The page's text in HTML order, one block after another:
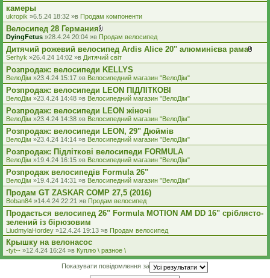
камеры
ukropik »6.5.24 18:32 »в Продам компоненти
Велосипед 28 Германия
В
к
л
а
д
е
н
н
я
DyingFetus »28.4.24 20:04 »в Продам велосипед
Дитячий рожевий велосипед Ardis Alice 20'' алюминієва рама
к
д
н
Serhyk »26.4.24 14:02 »в Дитячий світ
Розпродаж: велосипеди KELLYS
ВелоДім »23.4.24 15:17 »в Велосипедний магазин "ВелоДім"
Розпродаж: велосипеди LEON ПІДЛІТКОВІ
ВелоДім »23.4.24 14:48 »в Велосипедний магазин "ВелоДім"
Розпродаж: велосипеди LEON жіночі
ВелоДім »23.4.24 14:38 »в Велосипедний магазин "ВелоДім"
Розпродаж: велосипеди LEON, 29" Дюймів
ВелоДім »23.4.24 14:14 »в Велосипедний магазин "ВелоДім"
Розпродаж: Підліткові велосипеди FORMULA
ВелоДім »19.4.24 16:15 »в Велосипедний магазин "ВелоДім"
Розпродаж велосипедів Formula 26"
ВелоДім »19.4.24 14:31 »в Велосипедний магазин "ВелоДім"
Продам GT ZASKAR COMP 27,5 (2016)
Boban84 »14.4.24 22:21 »в Продам велосипед
Продається велосипед 26" Formula MOTION AM DD 16" сріблясто-
зелений із бірюзовим
LiudmylaHordey »12.4.24 19:13 »в Продам велосипед
Крышку на велонасос
-tyt-- »12.4.24 16:24 »в Куплю \ разное \
Показувати повідомлення за